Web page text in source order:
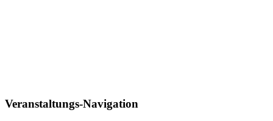
Veranstaltungs-Navigation